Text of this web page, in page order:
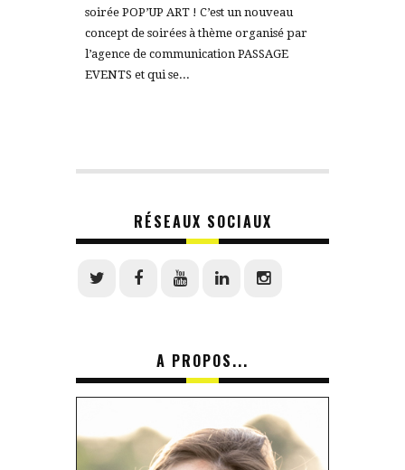
soirée POP’UP ART ! C’est un nouveau
concept de soirées à thème organisé par
l’agence de communication PASSAGE
EVENTS et qui se...
RÉSEAUX SOCIAUX
A PROPOS...